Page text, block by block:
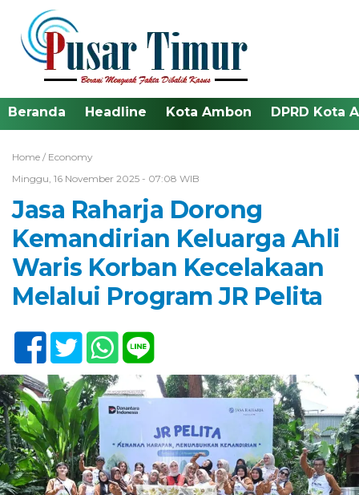
Beranda Headline Kota Ambon DPRD Kota
Home / Economy
Minggu, 16 November 2025 - 07:08 WIB
Jasa Raharja Dorong
Kemandirian Keluarga Ahli
Waris Korban Kecelakaan
Melalui Program JR Pelita